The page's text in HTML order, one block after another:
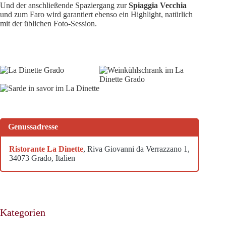
Und der anschließende Spaziergang zurSpiaggia Vecchia
und zum Faro wird garantiert ebenso ein Highlight, natürlich
mit der üblichen Foto-Session.
Genussadresse
Ristorante La Dinette, Riva Giovanni da Verrazzano 1,
34073 Grado, Italien
Kategorien